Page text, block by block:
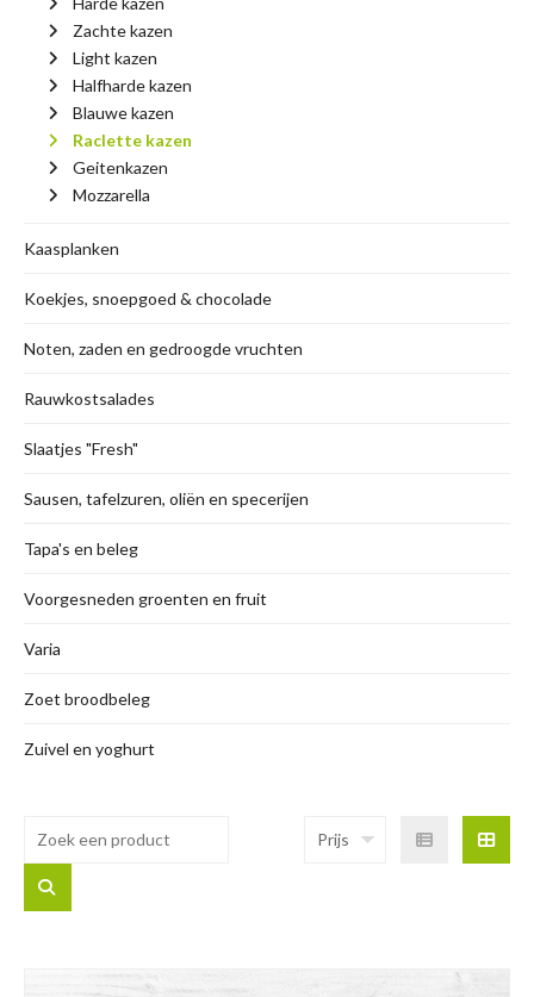
Zachte kazen
Light kazen
Halfharde kazen
Blauwe kazen
Raclette kazen
Geitenkazen
Mozzarella
Kaasplanken
Koekjes, snoepgoed & chocolade
Noten, zaden en gedroogde vruchten
Rauwkostsalades
Slaatjes "Fresh"
Sausen, tafelzuren, oliën en specerijen
Tapa's en beleg
Voorgesneden groenten en fruit
Varia
Zoet broodbeleg
Zuivel en yoghurt
Prijs